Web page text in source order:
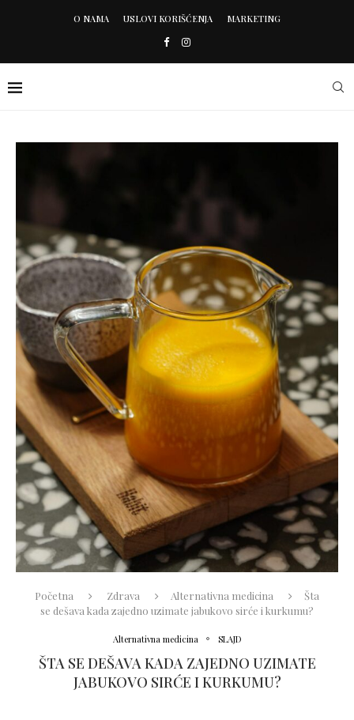
O NAMA USLOVI KORIŠĆENJA MARKETING
Početna Zdrava Alternativna medicina
Šta
se dešava kada zajedno uzimate jabukovo sirće i kurkumu?
Alternativna medicina SLAJD
ŠTA SE DEŠAVA KADA ZAJEDNO UZIMATE
JABUKOVO SIRĆE I KURKUMU?